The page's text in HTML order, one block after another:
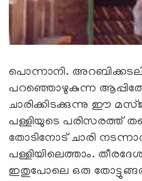
പൊന്നാനി.
പറഞ്ഞൊഴുകുന്ന
ചാരിക്കിടക്കുന്നു ഈ
പള്ളിയുടെ പരിസരത്ത്
തോടിനോട് ചാരി
പള്ളിയിലെത്താം.
ഇതുപോലെ ഒരു